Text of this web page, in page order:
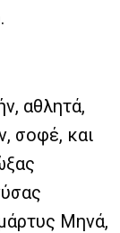
.
αθλητά,
σοφέ, και
Μηνά,